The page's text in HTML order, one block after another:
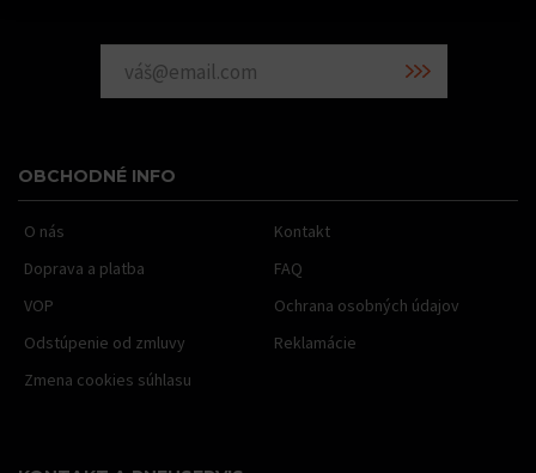
OBCHODNÉ INFO
O nás
Kontakt
Doprava a platba
FAQ
VOP
Ochrana osobných údajov
Odstúpenie od zmluvy
Reklamácie
Zmena cookies súhlasu